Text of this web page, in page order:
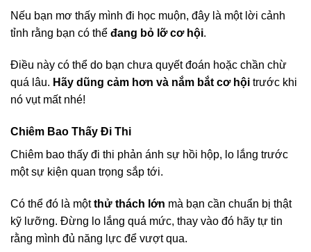
Nếu bạn mơ thấy mình đi học muộn, đây là một lời cảnh
tỉnh rằng bạn có thể đang bỏ lỡ cơ hội.
Điều này có thể do bạn chưa quyết đoán hoặc chần chừ
quá lâu. Hãy dũng cảm hơn và nắm bắt cơ hội trước khi
nó vụt mất nhé!
Chiêm Bao Thấy Đi Thi
Chiêm bao thấy đi thi phản ánh sự hồi hộp, lo lắng trước
một sự kiện quan trọng sắp tới.
Có thể đó là mộtthử thách lớn mà bạn cần chuẩn bị thật
kỹ lưỡng. Đừng lo lắng quá mức, thay vào đó hãy tự tin
rằng mình đủ năng lực để vượt qua.